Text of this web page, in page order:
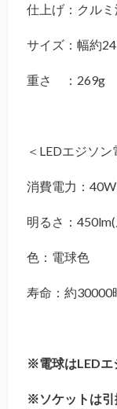
仕上げ：クル
サイズ：幅約
重さ ：269g
＜LEDエジソン
消費電力：
明るさ：450lm(
色：電球色
寿命：約30000
※電球はLEDエ
※ソケットは引